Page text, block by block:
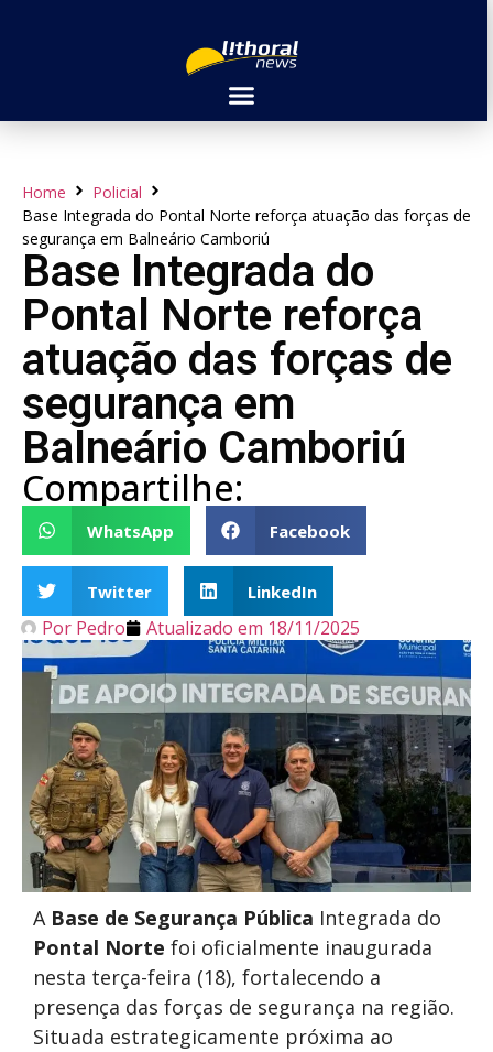
Home
Policial
Base Integrada do Pontal Norte reforça atuação das forças de
segurança em Balneário Camboriú
Base Integrada do
Pontal Norte reforça
atuação das forças de
segurança em
Balneário Camboriú
Compartilhe:
WhatsApp Facebook
Twitter LinkedIn
Por Pedro Atualizado em 18/11/2025
A Base de Segurança Pública Integrada do
Pontal Norte foi oficialmente inaugurada
nesta terça-feira (18), fortalecendo a
presença das forças de segurança na região.
Situada estrategicamente próxima ao